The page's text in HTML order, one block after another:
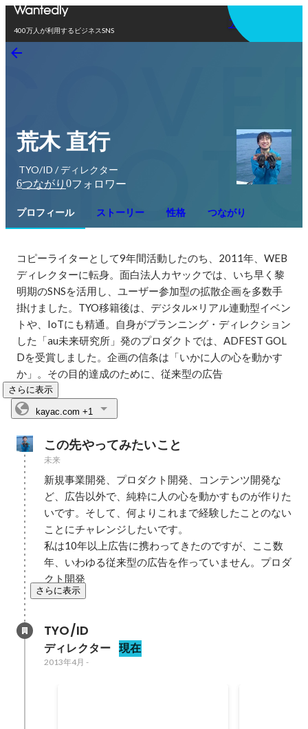
400万人が利用するビジネスSNS
アプリを使う
荒木 直行
TYO/ID / ディレクター
6つながり 0フォロワー
プロフィール ストーリー 性格 つながり
コピーライターとして9年間活動したのち、2011年、WEB
ディレクターに転身。面白法人カヤックでは、いち早く黎
明期のSNSを活用し、ユーザー参加型の拡散企画を多数手
掛けました。TYO移籍後は、デジタル×リアル連動型イベン
トや、IoTにも精通。自身がプランニング・ディレクション
した「au未来研究所」発のプロダクトでは、ADFEST GOL
Dを受賞しました。企画の信条は「いかに人の心を動かす
か」。その目的達成のために、従来型の広告
さらに表示
kayac.com +1
この先やってみたいこと
未来
新規事業開発、プロダクト開発、コンテンツ開発な
ど、広告以外で、純粋に人の心を動かすものが作りた
いです。そして、何よりこれまで経験したことのない
ことにチャレンジしたいです。
私は10年以上広告に携わってきたのですが、ここ数
年、いわゆる従来型の広告を作っていません。プロダ
クト開発
さらに表示
TYO/ID
ディレクター 現在
2013年4月 -